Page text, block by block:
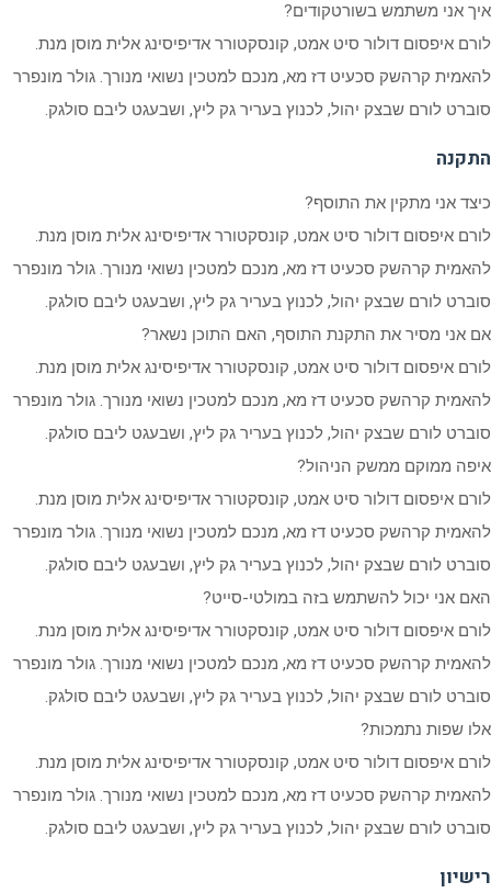
איך אני משתמש בשורטקודים?
לורם איפסום דולור סיט אמט, קונסקטורר אדיפיסינג אלית מוסן מנת.
להאמית קרהשק סכעיט דז מא, מנכם למטכין נשואי מנורך. גולר מונפרר
סוברט לורם שבצק יהול, לכנוץ בעריר גק ליץ, ושבעגט ליבם סולגק.
התקנה
כיצד אני מתקין את התוסף?
לורם איפסום דולור סיט אמט, קונסקטורר אדיפיסינג אלית מוסן מנת.
להאמית קרהשק סכעיט דז מא, מנכם למטכין נשואי מנורך. גולר מונפרר
סוברט לורם שבצק יהול, לכנוץ בעריר גק ליץ, ושבעגט ליבם סולגק.
אם אני מסיר את התקנת התוסף, האם התוכן נשאר?
לורם איפסום דולור סיט אמט, קונסקטורר אדיפיסינג אלית מוסן מנת.
להאמית קרהשק סכעיט דז מא, מנכם למטכין נשואי מנורך. גולר מונפרר
סוברט לורם שבצק יהול, לכנוץ בעריר גק ליץ, ושבעגט ליבם סולגק.
איפה ממוקם ממשק הניהול?
לורם איפסום דולור סיט אמט, קונסקטורר אדיפיסינג אלית מוסן מנת.
להאמית קרהשק סכעיט דז מא, מנכם למטכין נשואי מנורך. גולר מונפרר
סוברט לורם שבצק יהול, לכנוץ בעריר גק ליץ, ושבעגט ליבם סולגק.
האם אני יכול להשתמש בזה במולטי-סייט?
לורם איפסום דולור סיט אמט, קונסקטורר אדיפיסינג אלית מוסן מנת.
להאמית קרהשק סכעיט דז מא, מנכם למטכין נשואי מנורך. גולר מונפרר
סוברט לורם שבצק יהול, לכנוץ בעריר גק ליץ, ושבעגט ליבם סולגק.
אלו שפות נתמכות?
לורם איפסום דולור סיט אמט, קונסקטורר אדיפיסינג אלית מוסן מנת.
להאמית קרהשק סכעיט דז מא, מנכם למטכין נשואי מנורך. גולר מונפרר
סוברט לורם שבצק יהול, לכנוץ בעריר גק ליץ, ושבעגט ליבם סולגק.
רישיון